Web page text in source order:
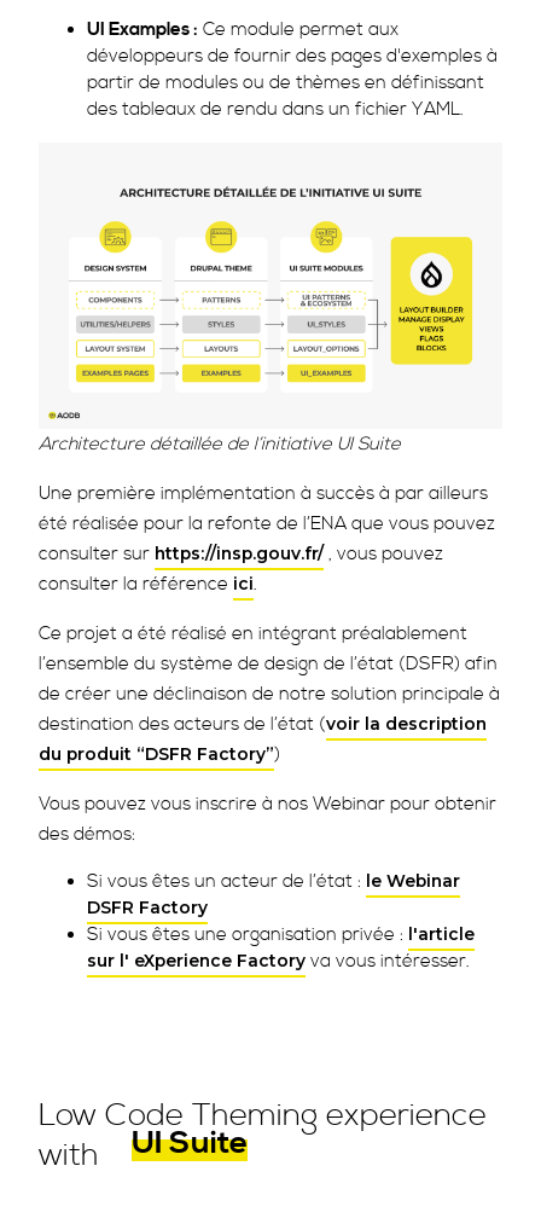
UI Examples : Ce module permet aux
développeurs de fournir des pages d'exemples à
partir de modules ou de thèmes en définissant
des tableaux de rendu dans un fichier YAML.
Architecture détaillée de l’initiative UI Suite
Une première implémentation à succès à par ailleurs
été réalisée pour la refonte de l’ENA que vous pouvez
consulter sur https://insp.gouv.fr/ , vous pouvez
consulter la référence ici.
Ce projet a été réalisé en intégrant préalablement
l’ensemble du système de design de l’état (DSFR) afin
de créer une déclinaison de notre solution principale à
destination des acteurs de l’état (voir la description
du produit “DSFR Factory”)
Vous pouvez vous inscrire à nos Webinar pour obtenir
des démos:
Si vous êtes un acteur de l’état :
le Webinar
DSFR Factory
Si vous êtes une organisation privée :
l'article
sur l' eXperience Factory va vous intéresser.
Low Code Theming experience
with
UI Suite